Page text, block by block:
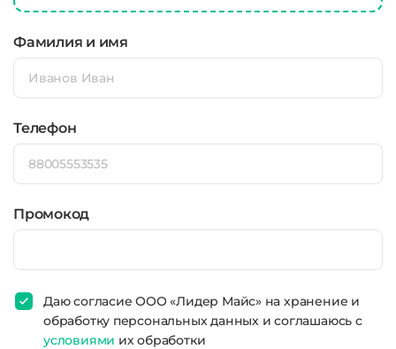
Фамилия и имя
Телефон
Промокод
Даю согласие ООО «Лидер Майс» на хранение и
обработку персональных данных и соглашаюсь с
условиями их обработки